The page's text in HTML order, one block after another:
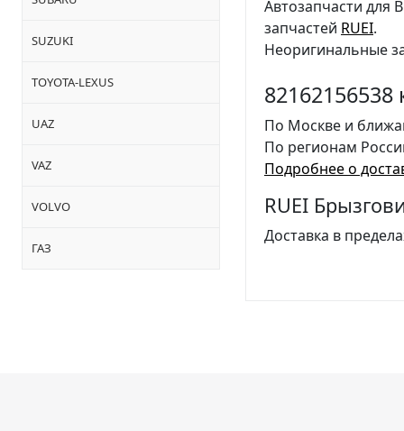
SUZUKI
TOYOTA-LEXUS
UAZ
VAZ
VOLVO
ГАЗ
Автозапчасти для
запчастей RUEI.
Неоригинальные
82162156538
По Москве и
По регионам
Подробнее о
RUEI
Доставка в